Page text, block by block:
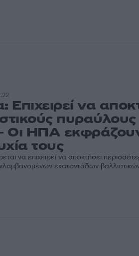
Επιχειρεί να
Οι ΗΠΑ
τους
να επιχειρεί να αποκτήσει
εκατοντάδων